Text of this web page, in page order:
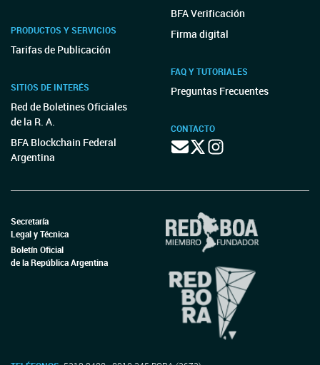
PRODUCTOS Y SERVICIOS
Tarifas de Publicación
SITIOS DE INTERÉS
Red de Boletines Oficiales
de la R. A.
BFA Blockchain Federal
Argentina
BFA Verificación
Firma digital
FAQ Y TUTORIALES
Preguntas Frecuentes
CONTACTO
Secretaría
Legal y Técnica
Boletín Oficial
de la República Argentina